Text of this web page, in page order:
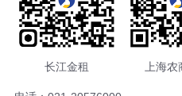
长江金租 上海